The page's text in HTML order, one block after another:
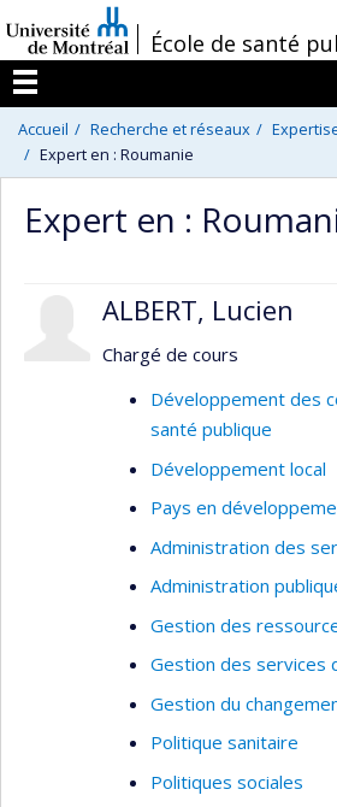
au
contenu
/École de santé
Menu
Accueil Recherche et réseaux
Expert en : Roumanie
Expert en :
ALBERT, Lucien
Chargé de cours
Développement des
santé publique
Développement local
Pays en
Administration des
Administration
Gestion des
Gestion des services
Gestion du
Politique sanitaire
Politiques sociales